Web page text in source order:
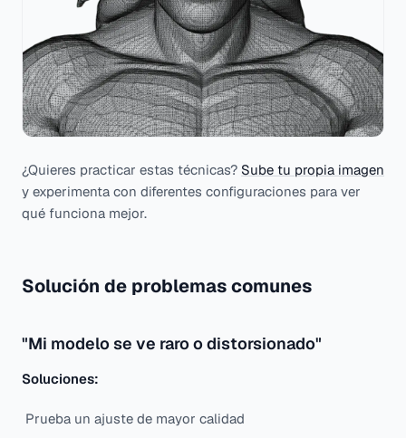
¿Quieres practicar estas técnicas? Sube tu propia imagen
y experimenta con diferentes configuraciones para ver
qué funciona mejor.
Solución de problemas comunes
"Mi modelo se ve raro o distorsionado"
Soluciones:
Prueba un ajuste de mayor calidad